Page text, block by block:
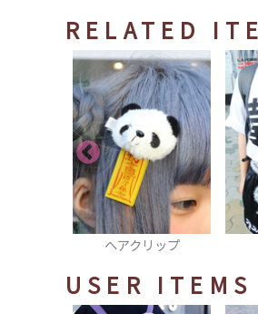
RELATED
チョーカー
USER ITEMS